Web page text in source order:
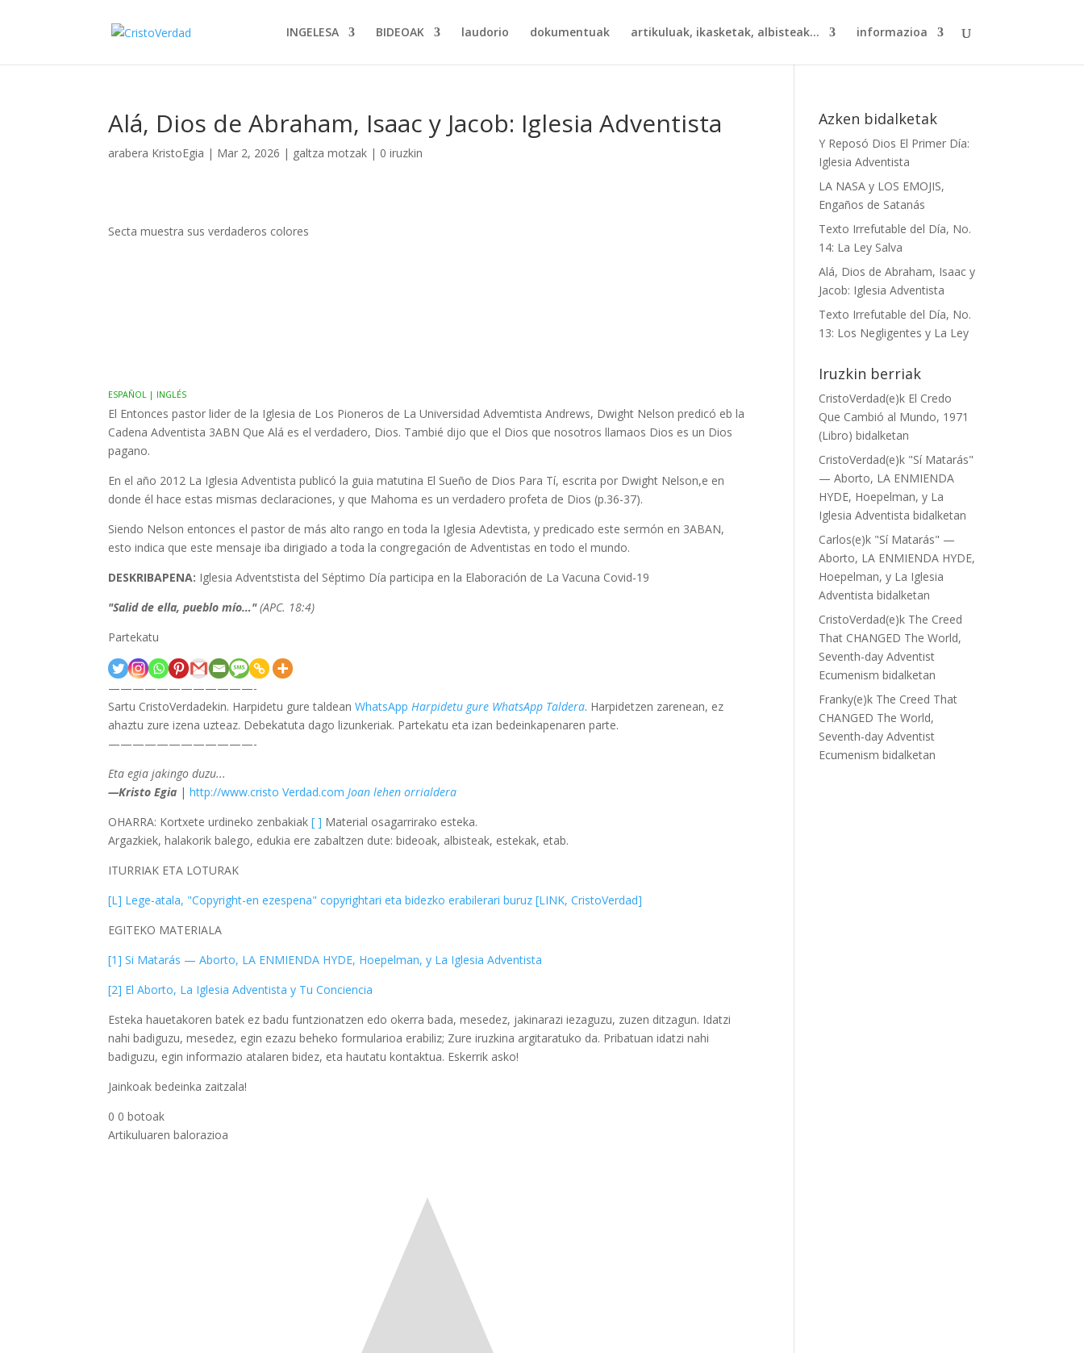
INGELESA BIDEOAK laudorio dokumentuak artikuluak, ikasketak, albisteak... informazioa
Alá, Dios de Abraham, Isaac y Jacob: Iglesia Adventista
arabera KristoEgia | Mar 2, 2026 | galtza motzak | 0 iruzkin
Secta muestra sus verdaderos colores
ESPAÑOL | INGLÉS
El Entonces pastor lider de la Iglesia de Los Pioneros de La Universidad Advemtista Andrews, Dwight Nelson predicó eb la
Cadena Adventista 3ABN Que Alá es el verdadero, Dios. Tambié dijo que el Dios que nosotros llamaos Dios es un Dios
pagano.
En el año 2012 La Iglesia Adventista publicó la guia matutina El Sueño de Dios Para Tí, escrita por Dwight Nelson,e en
donde él hace estas mismas declaraciones, y que Mahoma es un verdadero profeta de Dios (p.36-37).
Siendo Nelson entonces el pastor de más alto rango en toda la Iglesia Adevtista, y predicado este sermón en 3ABAN,
esto indica que este mensaje iba dirigiado a toda la congregación de Adventistas en todo el mundo.
DESKRIBAPENA: Iglesia Adventstista del Séptimo Día participa en la Elaboración de La Vacuna Covid-19
"Salid de ella, pueblo mío…"(APC. 18:4)
Partekatu
————————————-
Sartu CristoVerdadekin. Harpidetu gure taldeanWhatsApp Harpidetu gure WhatsApp Taldera. Harpidetzen zarenean, ez
ahaztu zure izena uzteaz. Debekatuta dago lizunkeriak. Partekatu eta izan bedeinkapenaren parte.
————————————-
Eta egia jakingo duzu...
—Kristo Egia |http://www.cristo Verdad.com Joan lehen orrialdera
OHARRA: Kortxete urdineko zenbakiak [ ] Material osagarrirako esteka.
Argazkiek, halakorik balego, edukia ere zabaltzen dute: bideoak, albisteak, estekak, etab.
ITURRIAK ETA LOTURAK
[L] Lege-atala, "Copyright-en ezespena" copyrightari eta bidezko erabilerari buruz [LINK, CristoVerdad]
EGITEKO MATERIALA
[1] Si Matarás — Aborto, LA ENMIENDA HYDE, Hoepelman, y La Iglesia Adventista
[2] El Aborto, La Iglesia Adventista y Tu Conciencia
Esteka hauetakoren batek ez badu funtzionatzen edo okerra bada, mesedez, jakinarazi iezaguzu, zuzen ditzagun. Idatzi
nahi badiguzu, mesedez, egin ezazu beheko formularioa erabiliz; Zure iruzkina argitaratuko da. Pribatuan idatzi nahi
badiguzu, egin informazio atalaren bidez, eta hautatu kontaktua. Eskerrik asko!
Jainkoak bedeinka zaitzala!
0 0 botoak
Artikuluaren balorazioa
Azken bidalketak
Y Reposó Dios El Primer Día:
Iglesia Adventista
LA NASA y LOS EMOJIS,
Engaños de Satanás
Texto Irrefutable del Día, No.
14: La Ley Salva
Alá, Dios de Abraham, Isaac y
Jacob: Iglesia Adventista
Texto Irrefutable del Día, No.
13: Los Negligentes y La Ley
Iruzkin berriak
CristoVerdad(e)k El Credo
Que Cambió al Mundo, 1971
(Libro) bidalketan
CristoVerdad(e)k "Sí Matarás"
— Aborto, LA ENMIENDA
HYDE, Hoepelman, y La
Iglesia Adventista bidalketan
Carlos(e)k "Sí Matarás" —
Aborto, LA ENMIENDA HYDE,
Hoepelman, y La Iglesia
Adventista bidalketan
CristoVerdad(e)k The Creed
That CHANGED The World,
Seventh-day Adventist
Ecumenism bidalketan
Franky(e)k The Creed That
CHANGED The World,
Seventh-day Adventist
Ecumenism bidalketan